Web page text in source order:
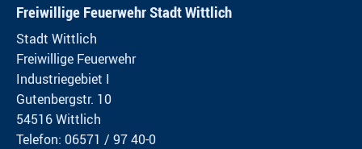
Freiwillige Feuerwehr Stadt Wittlich
Stadt Wittlich
Freiwillige Feuerwehr
Industriegebiet I
Gutenbergstr. 10
54516 Wittlich
Telefon: 06571 / 97 40-0